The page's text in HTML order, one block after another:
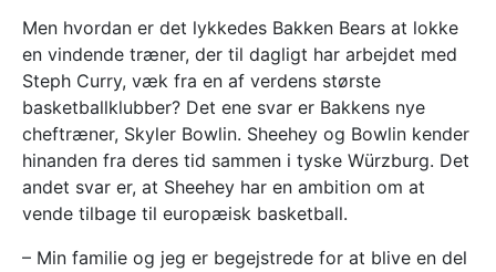
Men hvordan er det lykkedes Bakken Bears at lokke
en vindende træner, der til dagligt har arbejdet med
Steph Curry, væk fra en af verdens største
basketballklubber? Det ene svar er Bakkens nye
cheftræner, Skyler Bowlin. Sheehey og Bowlin kender
hinanden fra deres tid sammen i tyske Würzburg. Det
andet svar er, at Sheehey har en ambition om at
vende tilbage til europæisk basketball.
– Min familie og jeg er begejstrede for at blive en del